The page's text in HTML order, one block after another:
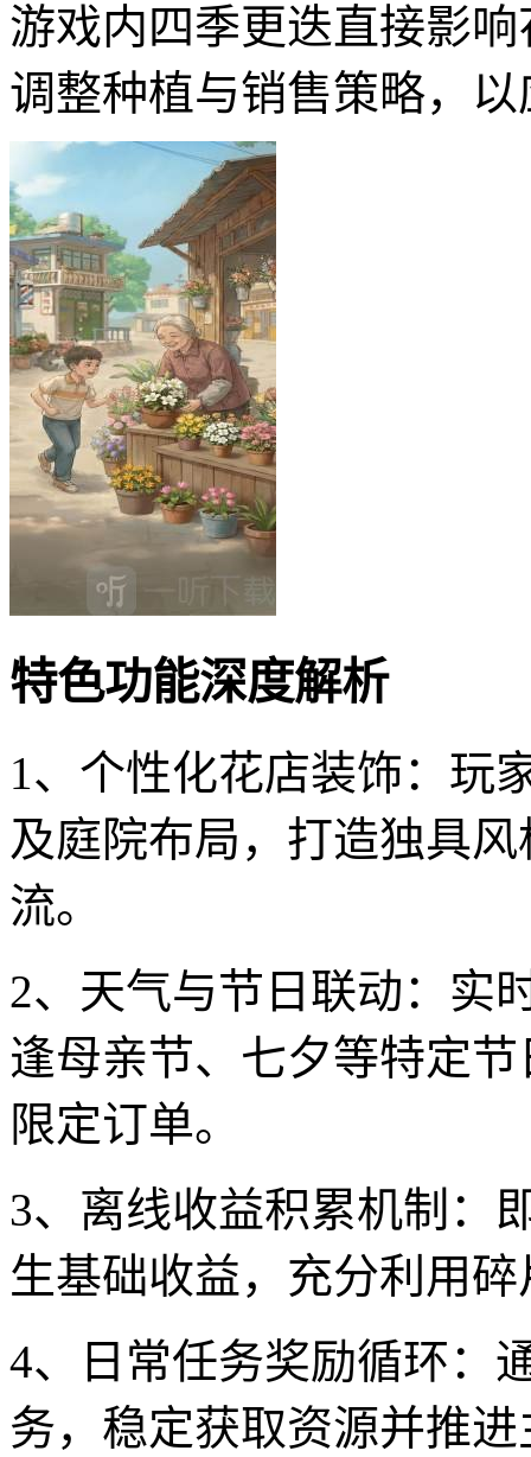
游戏内四季更迭直接影
调整种植与销售策略，
特色功能深度解析
1、个性化花店装饰：玩
及庭院布局，打造独具
流。
2、天气与节日联动：实
逢母亲节、七夕等特定
限定订单。
3、离线收益积累机制：
生基础收益，充分利用
4、日常任务奖励循环：
务，稳定获取资源并推